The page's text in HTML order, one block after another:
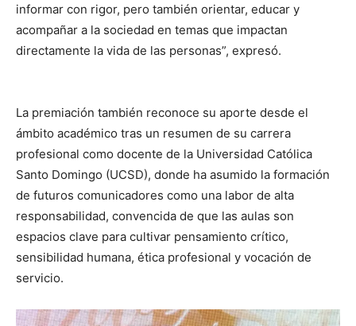
informar con rigor, pero también orientar, educar y
acompañar a la sociedad en temas que impactan
directamente la vida de las personas”, expresó.
La premiación también reconoce su aporte desde el
ámbito académico tras un resumen de su carrera
profesional como docente de la Universidad Católica
Santo Domingo (UCSD), donde ha asumido la formación
de futuros comunicadores como una labor de alta
responsabilidad, convencida de que las aulas son
espacios clave para cultivar pensamiento crítico,
sensibilidad humana, ética profesional y vocación de
servicio.